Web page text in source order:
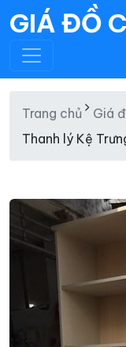
GIÁ ĐỒ
Trang chủ Giá
Thanh lý Kệ